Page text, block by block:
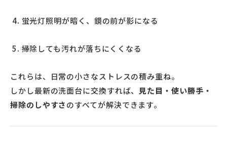
蛍光灯照明が暗く、鏡の前が影になる
掃除しても汚れが落ちにくくなる
これらは、日常の小さなストレスの積み重ね。
しかし最新の洗面台に交換すれば、 見た目・使い勝手・
掃除のしやすさのすべてが解決できます。